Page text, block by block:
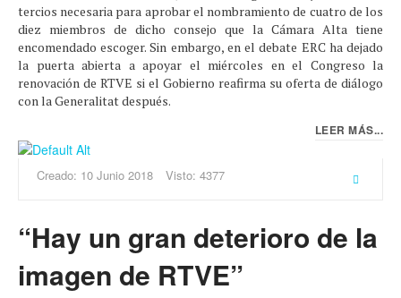
tercios necesaria para aprobar el nombramiento de cuatro de los
diez miembros de dicho consejo que la Cámara Alta tiene
encomendado escoger. Sin embargo, en el debate ERC ha dejado
la puerta abierta a apoyar el miércoles en el Congreso la
renovación de RTVE si el Gobierno reafirma su oferta de diálogo
con la Generalitat después.
LEER MÁS...
Creado: 10 Junio 2018 Visto: 4377
“Hay un gran deterioro de la
imagen de RTVE”